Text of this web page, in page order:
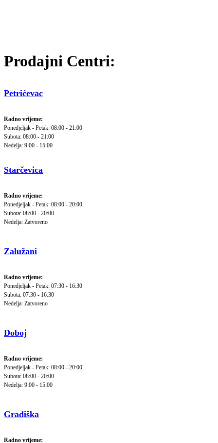
Prodajni Centri:
Petrićevac
Radno vrijeme:
Ponedjeljak - Petak: 08:00 - 21:00
Subota: 08:00 - 21:00
Nedelja: 9:00 - 15:00
Starčevica
Radno vrijeme:
Ponedjeljak - Petak: 08:00 - 20:00
Subota: 08:00 - 20:00
Nedelja: Zatvoreno
Zalužani
Radno vrijeme:
Ponedjeljak - Petak: 07:30 - 16:30
Subota: 07:30 - 16:30
Nedelja: Zatvoreno
Doboj
Radno vrijeme:
Ponedjeljak - Petak: 08:00 - 20:00
Subota: 08:00 - 20:00
Nedelja: 9:00 - 15:00
Gradiška
Radno vrijeme: